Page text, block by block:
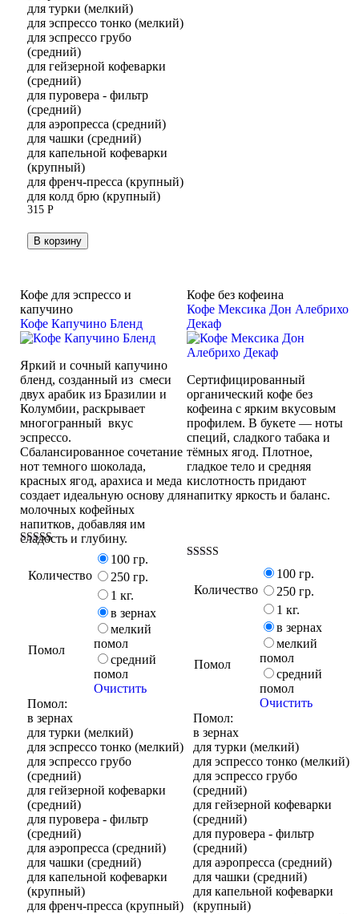
для турки (мелкий)
для эспрессо тонко (мелкий)
для эспрессо грубо
(средний)
для гейзерной кофеварки
(средний)
для пуровера - фильтр
(средний)
для аэропресса (средний)
для чашки (средний)
для капельной кофеварки
(крупный)
для френч-пресса (крупный)
для колд брю (крупный)
315 Р
В корзину
Кофе без кофеина
Кофе Мексика Дон Алебрихо
Декаф
Сертифицированный
органический кофе без
кофеина с ярким вкусовым
профилем. В букете — ноты
специй, сладкого табака и
тёмных ягод. Плотное,
гладкое тело и средняя
кислотность придают
напитку яркость и баланс.
из 5
Количество
100 гр.
250 гр.
1 кг.
Помол
в зернах
мелкий
помол
средний
помол
Очистить
Помол:
в зернах
для турки (мелкий)
для эспрессо тонко (мелкий)
для эспрессо грубо
(средний)
для гейзерной кофеварки
(средний)
для пуровера - фильтр
(средний)
для аэропресса (средний)
для чашки (средний)
для капельной кофеварки
(крупный)
Кофе для эспрессо и
капучино
Кофе Капучино Бленд
Яркий и сочный капучино
бленд, созданный из смеси
двух арабик из Бразилии и
Колумбии, раскрывает
многогранный вкус
эспрессо.
Сбалансированное сочетание
нот темного шоколада,
красных ягод, арахиса и меда
создает идеальную основу для
молочных кофейных
напитков, добавляя им
сладость и глубину.
из 5
Количество
100 гр.
250 гр.
1 кг.
Помол
в зернах
мелкий
помол
средний
помол
Очистить
Помол:
в зернах
для турки (мелкий)
для эспрессо тонко (мелкий)
для эспрессо грубо
(средний)
для гейзерной кофеварки
(средний)
для пуровера - фильтр
(средний)
для аэропресса (средний)
для чашки (средний)
для капельной кофеварки
(крупный)
для френч-пресса (крупный)